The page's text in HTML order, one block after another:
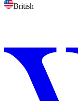
British